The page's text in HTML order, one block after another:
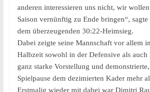
anderen interessieren uns nicht, wir
Saison vernünftig zu Ende bringen“,
dem überzeugenden 30:22-Heimsieg.
Dabei zeigte seine Mannschaft vor allem
Halbzeit sowohl in der Defensive als
ganz starke Vorstellung und
Spielpause dem dezimierten Kader mehr
Erstmalig wieder mit dabei war Dimitri